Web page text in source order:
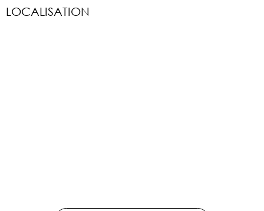
LOCALISATION